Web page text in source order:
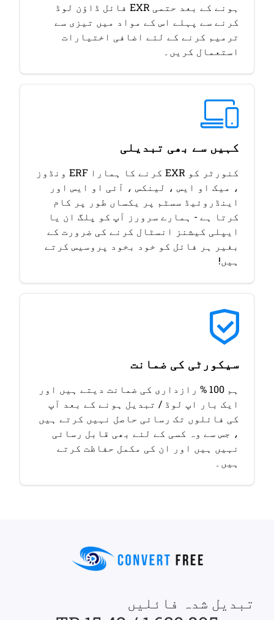
ہونے کے بعد حتمی EXR فائل ڈاؤن لوڈ
کرنے سے پہلے اس کے مواد میں تیزی سے
ترمیم کرنے کے لئے اضافی اختیارات
استعمال کریں۔
کہیں سے بھی تبدیلی
کنورٹر کو EXR کرنے کا ہمارا ERF ونڈوز
، میک او ایس ، لینکس ، آئی او ایس اور
اینڈروئیڈ سسٹم پر یکساں طور پر کام
کرتا ہے - ہمارے سرورز آپ کو پلگ ان یا
ایپلی کیشنز انسٹال کرنے کی ضرورت کے
بغیر ہر فائل کو خود بخود پروسیس کرتے
ہیں!
سیکورٹی کی ضمانت
ہم 100 % رازداری کی ضمانت دیتے ہیں اور
ایک بار اپ لوڈ / تبدیل ہونے کے بعد آپ
کی فائلوں تک رسائی حاصل نہیں کرتے ہیں
، جس سے وہ کسی کے لئے بھی قابل رسائی
نہیں ہیں اور ان کی مکمل حفاظت کرتے
ہیں۔
تبدیل شدہ فائلیں